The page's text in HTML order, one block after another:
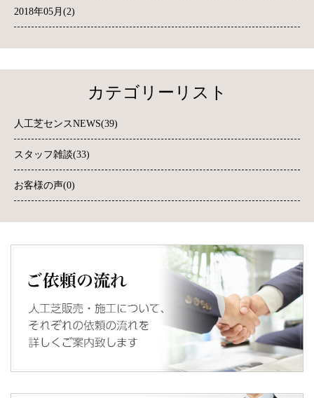
2018年05月(2)
カテゴリーリスト
人工芝センスNEWS(39)
スタッフ雑談(33)
お客様の声(0)